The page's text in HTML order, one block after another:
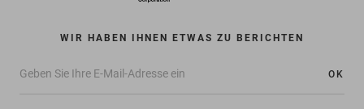
WIR HABEN IHNEN ETWAS ZU BERICHTEN
OK